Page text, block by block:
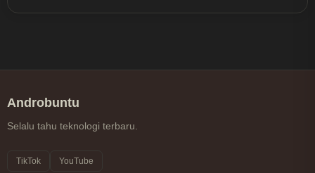
Androbuntu
Selalu tahu teknologi terbaru.
TikTok YouTube